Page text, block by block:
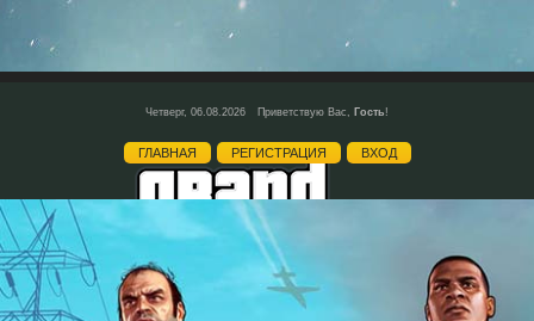
Четверг, 06.08.2026 Приветствую Вас, Гость!
ГЛАВНАЯ РЕГИСТРАЦИЯ ВХОД